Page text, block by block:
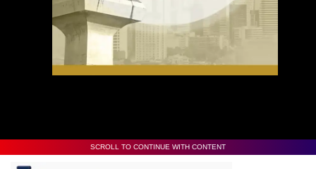
SCROLL TO CONTINUE WITH CONTENT